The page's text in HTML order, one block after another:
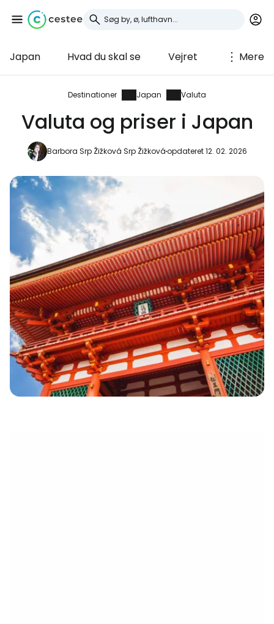
Japan Hvad du skal se Vejret Mere
Destinationer Japan Valuta
Valuta og priser i Japan
Barbora Srp Žižková Srp Žižkováopdateret 12. 02. 2026
Log ind på Cestee
... det verdensomspændende
Fortsæt med Google
Fortsæt med Facebook
Fortsæt med e-mail